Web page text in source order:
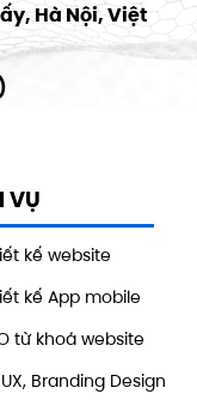
Hà Nội, Việt
VỤ
kế website
kế App mobile
từ khoá website
Branding Design